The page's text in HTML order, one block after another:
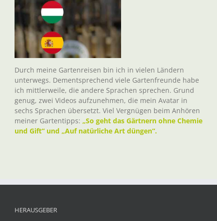
Durch meine Gartenreisen bin ich in vielen Ländern
unterwegs. Dementsprechend viele Gartenfreunde habe
ich mittlerweile, die andere Sprachen sprechen. Grund
genug, zwei Videos aufzunehmen, die mein Avatar in
sechs Sprachen übersetzt. Viel Vergnügen beim Anhören
meiner Gartentipps: „So geht das Gärtnern ohne Chemie
und Gift“ und „Auf natürliche Art düngen“.
HERAUSGEBER